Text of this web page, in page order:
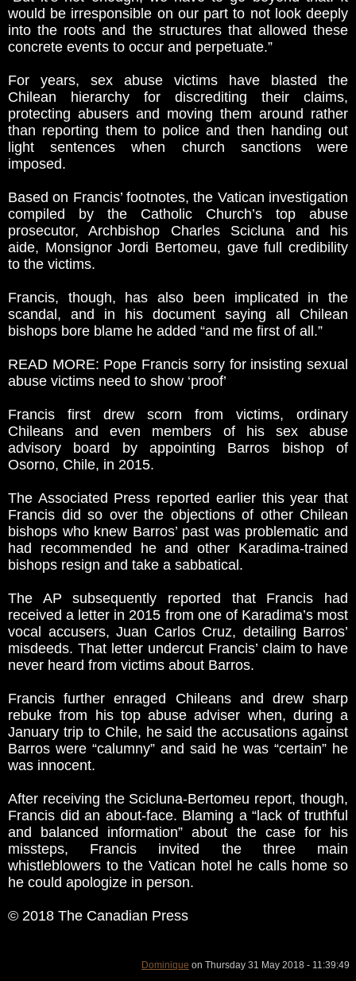
would be irresponsible on our part to not look deeply
into the roots and the structures that allowed these
concrete events to occur and perpetuate.”
For years, sex abuse victims have blasted the
Chilean hierarchy for discrediting their claims,
protecting abusers and moving them around rather
than reporting them to police and then handing out
light sentences when church sanctions were
imposed.
Based on Francis’ footnotes, the Vatican investigation
compiled by the Catholic Church’s top abuse
prosecutor, Archbishop Charles Scicluna and his
aide, Monsignor Jordi Bertomeu, gave full credibility
to the victims.
Francis, though, has also been implicated in the
scandal, and in his document saying all Chilean
bishops bore blame he added “and me first of all.”
READ MORE: Pope Francis sorry for insisting sexual
abuse victims need to show ‘proof’
Francis first drew scorn from victims, ordinary
Chileans and even members of his sex abuse
advisory board by appointing Barros bishop of
Osorno, Chile, in 2015.
The Associated Press reported earlier this year that
Francis did so over the objections of other Chilean
bishops who knew Barros’ past was problematic and
had recommended he and other Karadima-trained
bishops resign and take a sabbatical.
The AP subsequently reported that Francis had
received a letter in 2015 from one of Karadima’s most
vocal accusers, Juan Carlos Cruz, detailing Barros’
misdeeds. That letter undercut Francis’ claim to have
never heard from victims about Barros.
Francis further enraged Chileans and drew sharp
rebuke from his top abuse adviser when, during a
January trip to Chile, he said the accusations against
Barros were “calumny” and said he was “certain” he
was innocent.
After receiving the Scicluna-Bertomeu report, though,
Francis did an about-face. Blaming a “lack of truthful
and balanced information” about the case for his
missteps, Francis invited the three main
whistleblowers to the Vatican hotel he calls home so
he could apologize in person.
© 2018 The Canadian Press
Dominique on Thursday 31 May 2018 - 11:39:49